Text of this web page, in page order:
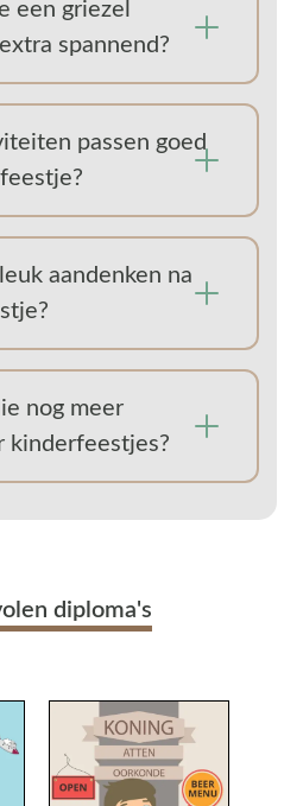
een griezel
spannend?
passen goed
aandenken na
nog meer
kinderfeestjes?
diploma's